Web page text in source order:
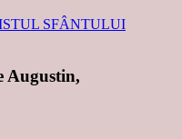
Augustin,